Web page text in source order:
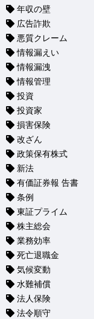
年収の壁
広告詐欺
悪質クレーム
情報漏えい
情報漏洩
情報管理
投資
投資家
損害保険
改ざん
政策保有株式
新法
有価証券報 告書
条例
東証プライム
株主総会
業務効率
死亡退職金
気候変動
水難補償
法人保険
法令順守